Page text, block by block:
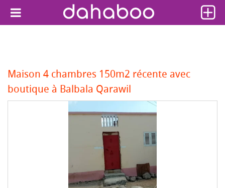
Maison 4 chambres 150m2 récente avec
boutique à Balbala Qarawil